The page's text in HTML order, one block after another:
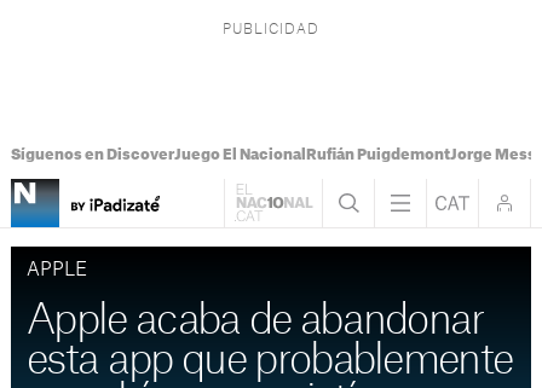
Síguenos en DiscoverJuego El Nacional Rufián PuigdemontJorge Messi
APPLE
Apple acaba de abandonar
esta app que probablemente